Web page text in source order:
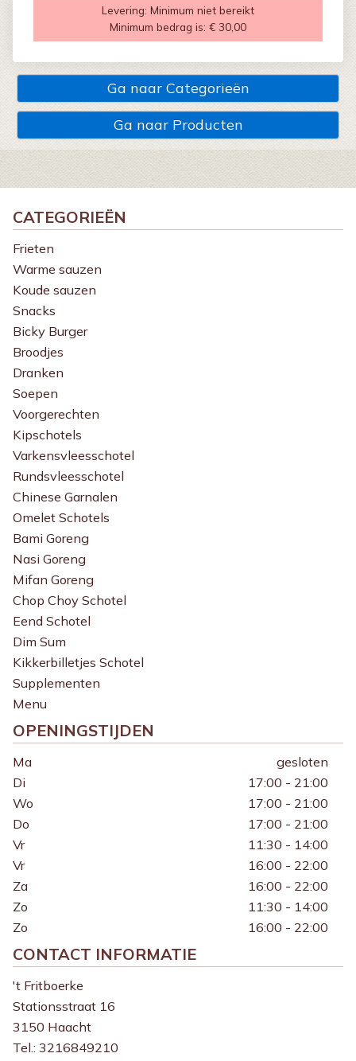
Levering: Minimum niet bereikt
Minimum bedrag is: € 30,00
Ga naar Categorieën
Ga naar Producten
CATEGORIEËN
Frieten
Warme sauzen
Koude sauzen
Snacks
Bicky Burger
Broodjes
Dranken
Soepen
Voorgerechten
Kipschotels
Varkensvleesschotel
Rundsvleesschotel
Chinese Garnalen
Omelet Schotels
Bami Goreng
Nasi Goreng
Mifan Goreng
Chop Choy Schotel
Eend Schotel
Dim Sum
Kikkerbilletjes Schotel
Supplementen
Menu
OPENINGSTIJDEN
Ma
gesloten
Di
17:00 - 21:00
Wo
17:00 - 21:00
Do
17:00 - 21:00
Vr
11:30 - 14:00
Vr
16:00 - 22:00
Za
16:00 - 22:00
Zo
11:30 - 14:00
Zo
16:00 - 22:00
CONTACT INFORMATIE
't Fritboerke
Stationsstraat 16
3150 Haacht
Tel.:3216849210